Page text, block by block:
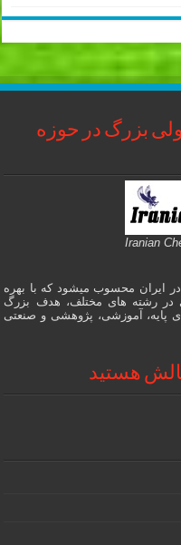
بزرگ در حوزه
Iranian
ایران محسوب میشود که با بهره
در رشته های مختلف، هدف بزرگ
آموزشی، پژوهشی و صنعتی
هستید